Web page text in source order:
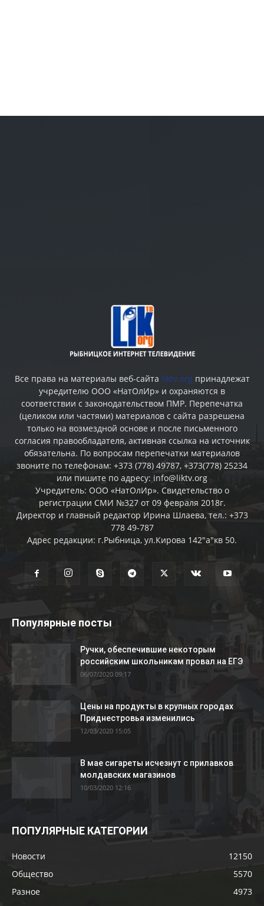
Все права на материалы веб-сайта liktv.org принадлежат
учредителю ООО «НатОлИр» и охраняются в
соответствии с законодательством ПМР. Перепечатка
(целиком или частями) материалов c сайта разрешена
только на возмездной основе и после письменного
согласия правообладателя, активная ссылка на источник
обязательна. По вопросам перепечатки материалов
звоните по телефонам: +373 (778) 49787, +373(778) 25234
или пишите по адресу: info@liktv.org
Учредитель: ООО «НатОлИр». Свидетельство о
регистрации СМИ №327 от 09 февраля 2018г.
Директор и главный редактор Ирина Шлаева, тел.: +373
778 49-787
Адрес редакции: г.Рыбница, ул.Кирова 142"а"кв 50.
Популярные посты
Ручки, обеспечившие некоторым
российским школьникам провал на ЕГЭ
06/07/2020 09:17
Цены на продукты в крупных городах
Приднестровья изменились
12/03/2020 15:05
В мае сигареты исчезнут с прилавков
молдавских магазинов
10/03/2020 12:16
ПОПУЛЯРНЫЕ КАТЕГОРИИ
Новости
12150
Общество
5570
Разное
4973